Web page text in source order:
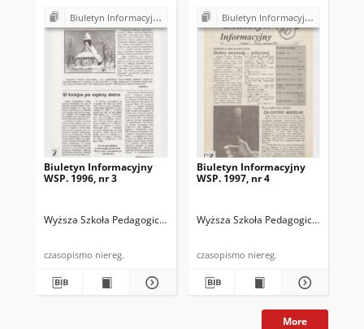
Biuletyn Informacyjny WSP
Biuletyn Informacyjny
WSP. 1996, nr 3
Wyższa Szkoła Pedagogiczna im. Jana Kochanowskiego (Kielce).
czasopismo niereg.
Biuletyn Informacyjny WSP
Biuletyn Informacyjny
WSP. 1997, nr 4
Wyższa Szkoła Pedagogiczna im.
czasopismo niereg.
More